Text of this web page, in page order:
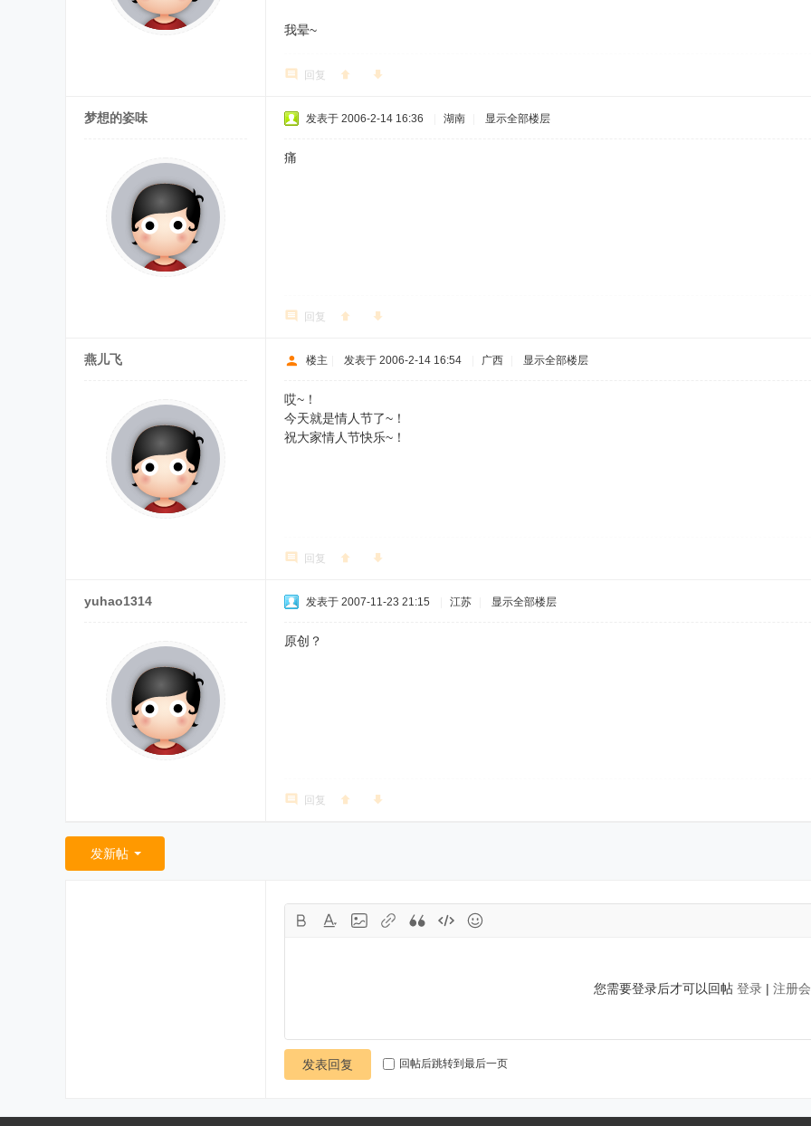
我晕~
回复
梦想的姿味 发表于 2006-2-14 16:36 湖南 显示全部楼层
痛
回复
燕儿飞 楼主 发表于 2006-2-14 16:54 广西 显示全部楼层
哎~！
今天就是情人节了~！
祝大家情人节快乐~！
回复
yuhao1314 发表于 2007-11-23 21:15 江苏 显示全部楼层
原创？
回复
发新帖
您需要登录后才可以回帖 登录| 注册
发表回复 回帖后跳转到最后一页